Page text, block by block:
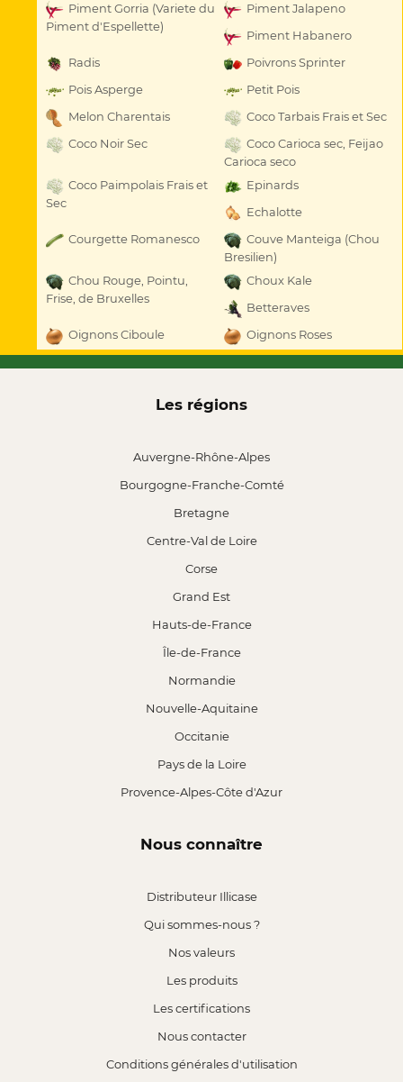
Piment Gorria (Variete du
Piment d'Espellette)
Piment Jalapeno
Piment Habanero
Radis
Poivrons Sprinter
Pois Asperge
Petit Pois
Melon Charentais
Coco Tarbais Frais et Sec
Coco Noir Sec
Coco Carioca sec, Feijao
Carioca seco
Coco Paimpolais Frais et
Sec
Epinards
Echalotte
Courgette Romanesco
Couve Manteiga (Chou
Bresilien)
Chou Rouge, Pointu,
Frise, de Bruxelles
Choux Kale
Betteraves
Oignons Ciboule
Oignons Roses
Les régions
Auvergne-Rhône-Alpes
Bourgogne-Franche-Comté
Bretagne
Centre-Val de Loire
Corse
Grand Est
Hauts-de-France
Île-de-France
Normandie
Nouvelle-Aquitaine
Occitanie
Pays de la Loire
Provence-Alpes-Côte d'Azur
Nous connaître
Distributeur Illicase
Qui sommes-nous ?
Nos valeurs
Les produits
Les certifications
Nous contacter
Conditions générales d'utilisation